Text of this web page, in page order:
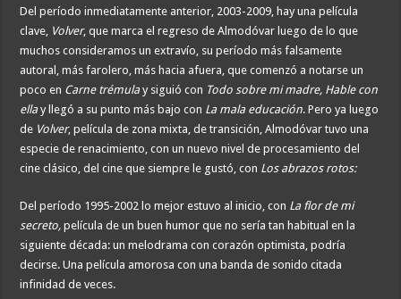
Del período inmediatamente anterior, 2003-2009, hay una película
clave, Volver, que marca el regreso de Almodóvar luego de lo que
muchos consideramos un extravío, su período más falsamente
autoral, más farolero, más hacia afuera, que comenzó a notarse un
poco en Carne trémulay siguió con Todo sobre mi madre, Hable con
ellay llegó a su punto más bajo con La mala educación. Pero ya luego
de Volver, película de zona mixta, de transición, Almodóvar tuvo una
especie de renacimiento, con un nuevo nivel de procesamiento del
cine clásico, del cine que siempre le gustó, con Los abrazos rotos:
Del período 1995-2002 lo mejor estuvo al inicio, con La flor de mi
secreto, película de un buen humor que no sería tan habitual en la
siguiente década: un melodrama con corazón optimista, podría
decirse. Una película amorosa con una banda de sonido citada
infinidad de veces.